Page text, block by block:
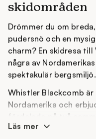
skidområden
Drömmer du om
pudersnö och en
charm? En skidresa
några av
spektakulär bergsmiljö.
Whistler Blackcomb
Nordamerika och
fördelade på två
allt från
Läs mer